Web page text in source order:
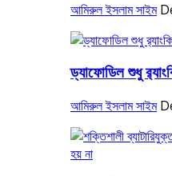
আমিরুল ইসলাম সাইম
ড্যাফোডিল শুধু
আমিরুল ইসলাম সাইম